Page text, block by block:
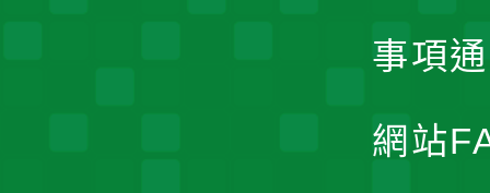
事項
網站